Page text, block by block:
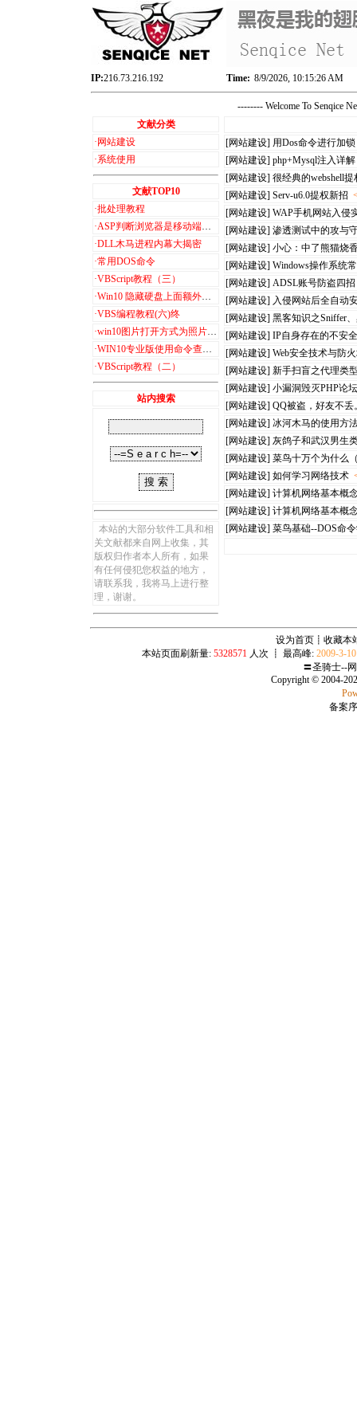
IP:216.73.216.192 Time: 8/9/2026, 10:15:27 AM
-------- Welcome To Senqice
文献分类
· 网站建设
·系统使用
文献TOP10
·批处理教程
·ASP判断浏览器是移动端和PC端
·DLL木马进程内幕大揭密
·常用DOS命令
·VBScript教程（三）
·Win10 隐藏硬盘上面额外的6个文件夹+3D 对象
·VBS编程教程(六)终
·win10图片打开方式为照片查看器设置步骤
·WIN10专业版使用命令查看激活信息
·VBScript教程（二）
站内搜索
本站的大部分软件工具和相
关文献都来自网上收集，其
版权归作者本人所有，如果
有任何侵犯您权益的地方，
请联系我，我将马上进行整
理，谢谢。
[网站建设] 用Dos命令进行加
[网站建设] php+Mysql注入详解
[网站建设] 很经典的webshell提
[网站建设] Serv-u6.0提权新招
[网站建设] WAP手机网站入侵
[网站建设] 渗透测试中的攻与
[网站建设] 小心：中了熊猫烧
[网站建设] Windows操作系统
[网站建设] ADSL账号防盗四招
[网站建设] 入侵网站后全自动
[网站建设] 黑客知识之Sniffer
[网站建设] IP自身存在的不安
[网站建设] Web安全技术与防
[网站建设] 新手扫盲之代理类
[网站建设] 小漏洞毁灭PHP论坛
[网站建设] QQ被盗，好友不丢
[网站建设] 冰河木马的使用方
[网站建设] 灰鸽子和武汉男生
[网站建设] 菜鸟十万个为什么
[网站建设] 如何学习网络技术
[网站建设] 计算机网络基本概
[网站建设] 计算机网络基本概
[网站建设] 菜鸟基础--DOS命
设为首页 ┋ 收藏本
本站页面刷新量: 5328571 人次 ┋ 最高峰: 2009-3-
〓圣骑士--
Copyright © 2004-
备案